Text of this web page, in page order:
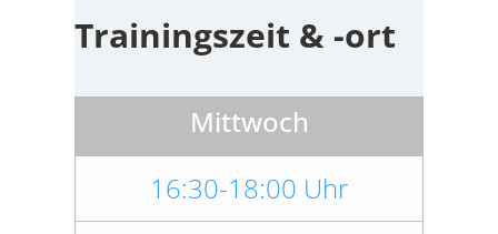
Trainingszeit & -ort
Mittwoch
16:30-18:00 Uhr